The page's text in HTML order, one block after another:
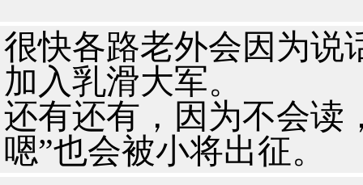
很快各路老外会因为说
加入乳滑大军。
还有还有，因为不会读
嗯”也会被小将出征。